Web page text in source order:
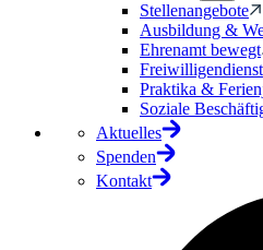
Stellenangebote
Ausbildung &
Ehrenamt bewegt
Freiwilligendienst
Praktika &
Soziale
Aktuelles
Spenden
Kontakt